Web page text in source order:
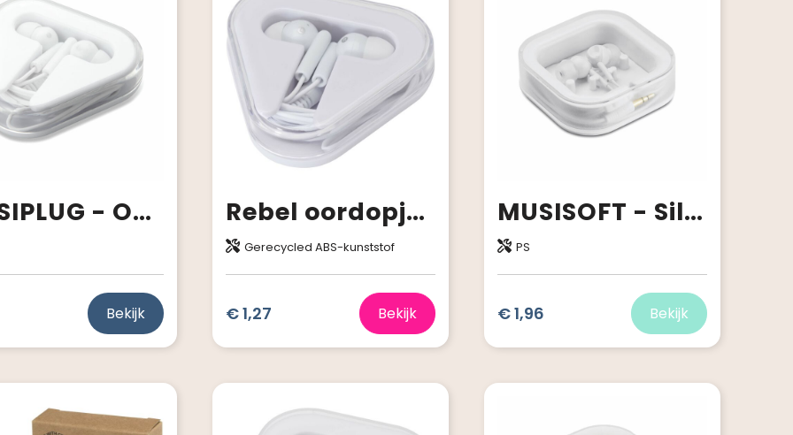
MUSIPLUG - Oordopjes in PS doosje
Bekijk
Rebel oordopjes met opbergdoos van gerecycled plastic
Gerecycled ABS-kunststof
€ 1,27 Bekijk
MUSISOFT - Siliconen oordopjes in doosje
PS
€ 1,96 Bekijk